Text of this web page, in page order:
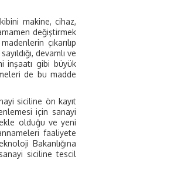
makine, cihaz,
değiştirmek
çıkarılıp
devamlı ve
inşaatı gibi büyük
de bu madde
siciline ön kayıt
için sanayi
olduğu ve yeni
faaliyete
Bakanlığına
siciline tescil